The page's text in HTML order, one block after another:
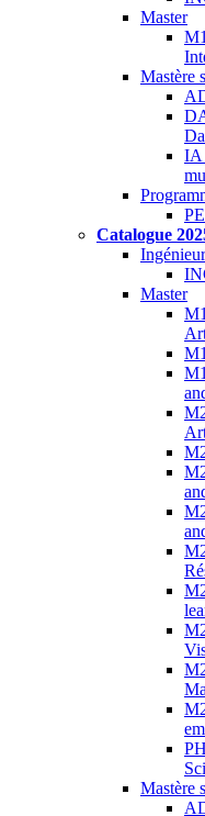
Master
Mastère
IA
Catalogue
Ingénieur
Master
Mastère